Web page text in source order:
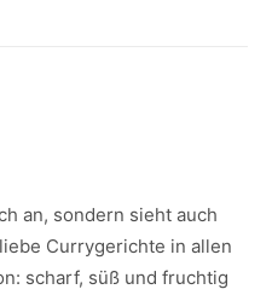
an, sondern sieht auch
Currygerichte in allen
scharf, süß und fruchtig